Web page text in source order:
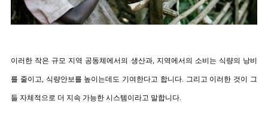
이러한 작은 규모 지역 공동체에서의 생산과, 지역에서의 소비는 식량의 낭비
를 줄이고 식량안보를 높이는데도 기여한다고 합니다. 그리고 이러한 것이 그
들 자체적으로 더 지속 가능한 시스템이라고 말합니다